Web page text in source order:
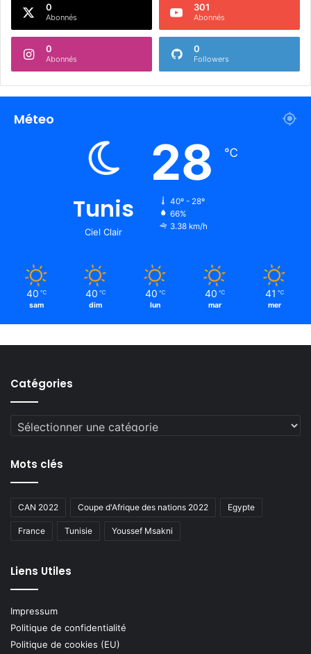
0
Abonnés
301
Abonnés
0
Abonnés
0
Followers
Méteo
Tunis
Ciel Clair
28 ℃
40º - 28º
66%
3.38 km/h
40 ℃
sam
40 ℃
dim
40 ℃
lun
40 ℃
mar
41 ℃
mer
Catégories
Catégories
Mots clés
CAN 2022 Coupe d'Afrique des nations 2022 Egypte
France Tunisie Youssef Msakni
Liens Utiles
Impressum
Politique de confidentialité
Politique de cookies (EU)